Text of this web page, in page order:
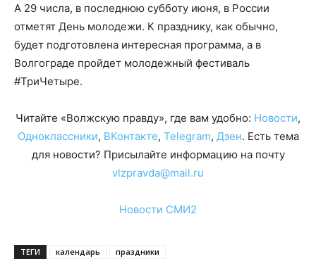
А 29 числа, в последнюю субботу июня, в России
отметят День молодежи. К празднику, как обычно,
будет подготовлена интересная программа, а в
Волгограде пройдет молодежный фестиваль
#ТриЧетыре.
Читайте «Волжскую правду», где вам удобно: Новости,
Одноклассники, ВКонтакте, Telegram, Дзен. Есть тема
для новости? Присылайте информацию на почту
vlzpravda@mail.ru
Новости СМИ2
ТЕГИ календарь праздники